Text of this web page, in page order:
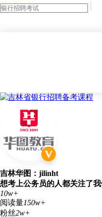
吉林华图：jilinht
想考上公务员的人都关注了我
10w+
阅读量150w+
粉丝2w+